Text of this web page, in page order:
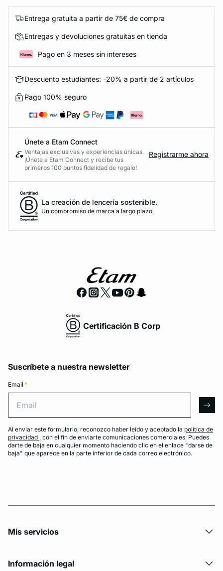
Entrega gratuita a partir de 75€ de compra
Entregas y devoluciones gratuitas en tienda
Pago en 3 meses sin intereses
Descuento estudiantes: -20% a partir de 2 artículos
Pago 100% seguro
Únete a Etam Connect
Ventajas exclusivas y experiencias únicas.
¡Únete a Etam Connect y recibe tus
primeros 100 puntos fidelidad de regalo!
Registrarme ahora
La creación de lencería sostenible.
Un compromiso de marca a largo plazo.
Certificación B Corp
Suscríbete a nuestra newsletter
Email *
Al enviar este formulario, reconozco haber leído y aceptado la política de
privacidad , con el fin de enviarte comunicaciones comerciales. Puedes
darte de baja en cualquier momento haciendo clic en el enlace "darse de
baja" que aparece en la parte inferior de cada correo electrónico.
Mis servicios
Información legal